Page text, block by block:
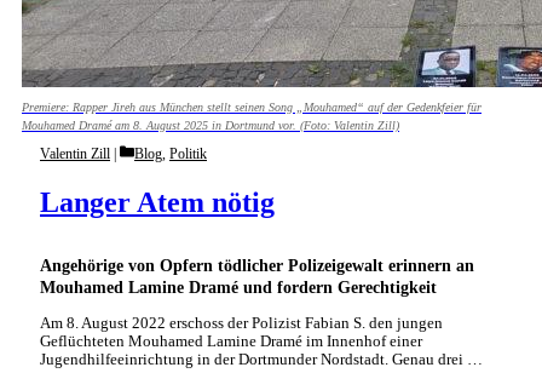
Premiere: Rapper Jireh aus München stellt seinen Song „Mouhamed“ auf der Gedenkfeier für
Mouhamed Dramé am 8. August 2025 in Dortmund vor. (Foto: Valentin Zill)
Angehörige von Opfern tödlicher Polizeigewalt erinnern an
Mouhamed Lamine Dramé und fordern Gerechtigkeit
Langer Atem nötig
Valentin Zill Categories
Blog Politik
Am 8. August 2022 erschoss der Polizist Fabian S. den jungen
Geflüchteten Mouhamed Lamine Dramé im Innenhof einer
Jugendhilfeeinrichtung in der Dortmunder Nordstadt. Genau drei …